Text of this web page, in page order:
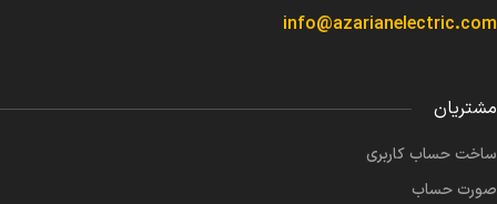
info@azarianelectric.com
مشتریان
ساخت حساب کاربری
صورت حساب